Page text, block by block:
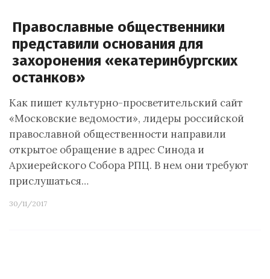
Православные общественники
представили основания для
захоронения «екатеринбургских
останков»
Как пишет культурно-просветительский сайт
«Московские ведомости», лидеры российской
православной общественности направили
открытое обращение в адрес Синода и
Архиерейского Собора РПЦ. В нем они требуют
прислушаться…
30/11/2017